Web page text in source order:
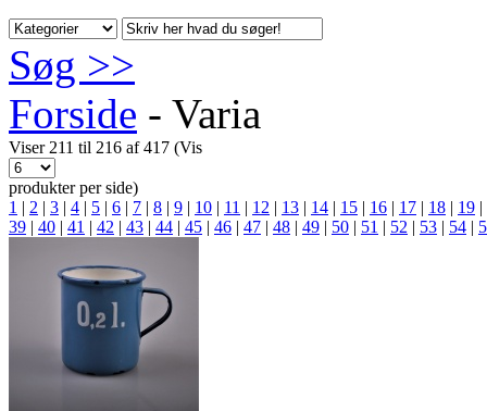
Søg >>
Forside - Varia
Viser 211 til 216 af 417 (Vis
produkter per side)
1 | 2 | 3 | 4 | 5 | 6 | 7 | 8 | 9 | 10 | 11 | 12 | 13 | 14 | 15 | 16 | 17 | 18 | 19 |
39 | 40 | 41 | 42 | 43 | 44 | 45 | 46 | 47 | 48 | 49 | 50 | 51 | 52 | 53 | 54 |